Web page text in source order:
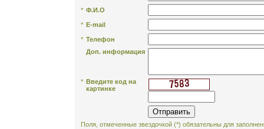
* Ф.И.О
* E-mail
* Телефон
Доп. информация
* Введите код на
картинке
Поля, отмеченные звездочкой (*) обязательны для